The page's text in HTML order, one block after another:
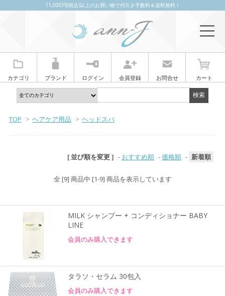
11,000円(税込)以上のお買い物で代引き手数料＆送料無料！
カテゴリ ブランド ログイン 会員登録 お問合せ カート
TOP > ヘアケア用品 > ヘッドスパ
[ 並び順を変更 ] - おすすめ順 -価格順 - 新着順
全 [9] 商品中 [1-9] 商品を表示しています
MILK シャンプー + コンディショナー BABY
LINE
会員のみ購入できます
タラソ・セラム 30包入
会員のみ購入できます